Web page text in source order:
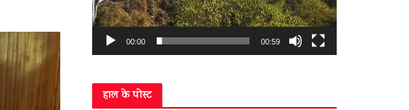
00:00 00:59
हाल के पोस्ट